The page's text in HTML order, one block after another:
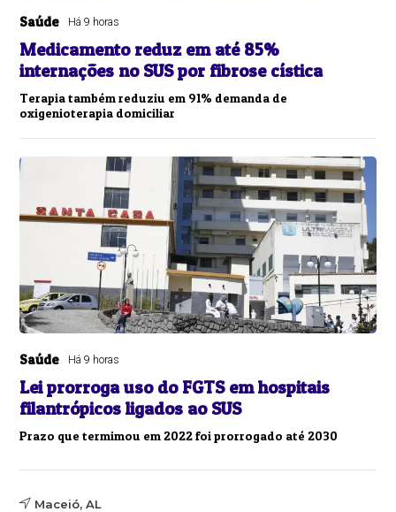
Saúde Há 9 horas
Medicamento reduz em até 85%
internações no SUS por fibrose cística
Terapia também reduziu em 91% demanda de
oxigenioterapia domiciliar
Saúde Há 9 horas
Lei prorroga uso do FGTS em hospitais
filantrópicos ligados ao SUS
Prazo que termimou em 2022 foi prorrogado até 2030
Maceió, AL